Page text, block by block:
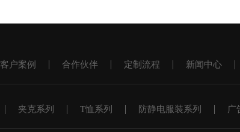
客户案例 合作伙伴 定制流程 新闻中心
夹克系列 T恤系列 防静电服装系列 广